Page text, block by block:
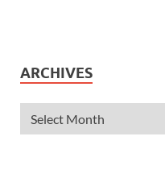
ARCHIVES